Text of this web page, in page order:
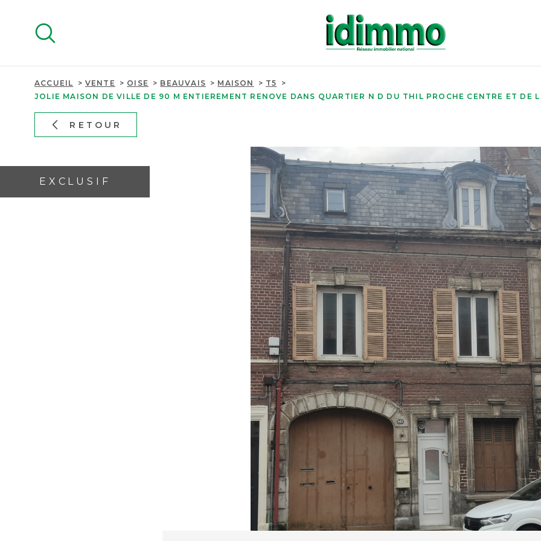
contenu
ACCUEIL VENTE OISE BEAUVAIS MAISON
T5
JOLIE MAISON DE VILLE DE 90 M ENTIEREMENT RENOVE DANS QUARTIER N D DU THIL PROCHE CENTRE ET DE
RETOUR
EXCLUSIF